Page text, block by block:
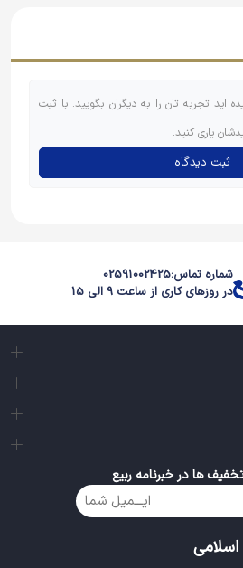
اید تجربه تان را به دیگران بگویید. با ثبت
یاری کنید.
ثبت دیدگاه
شماره تماس:02591002425
در روزهای کاری از ساعت 9 الی 15
ها در خبرنامه ربیع